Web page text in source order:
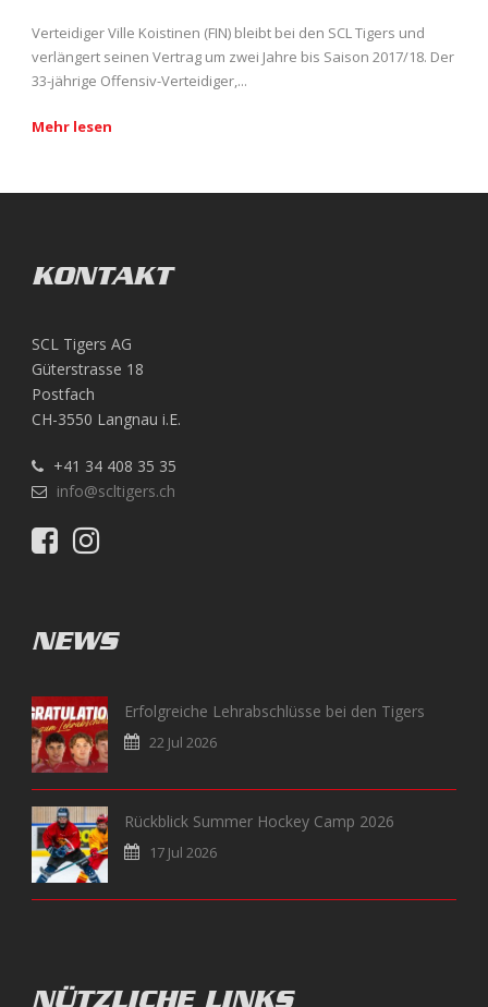
Verteidiger Ville Koistinen (FIN) bleibt bei den SCL Tigers und
verlängert seinen Vertrag um zwei Jahre bis Saison 2017/18. Der
33-jährige Offensiv-Verteidiger,...
Mehr lesen
KONTAKT
SCL Tigers AG
Güterstrasse 18
Postfach
CH-3550 Langnau i.E.
+41 34 408 35 35
info@scltigers.ch
NEWS
Erfolgreiche Lehrabschlüsse bei den Tigers
22 Jul 2026
Rückblick Summer Hockey Camp 2026
17 Jul 2026
NÜTZLICHE LINKS